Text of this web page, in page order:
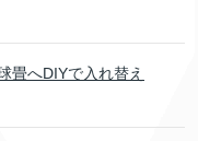
畳へDIYで入れ替え